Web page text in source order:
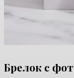
Брелок с